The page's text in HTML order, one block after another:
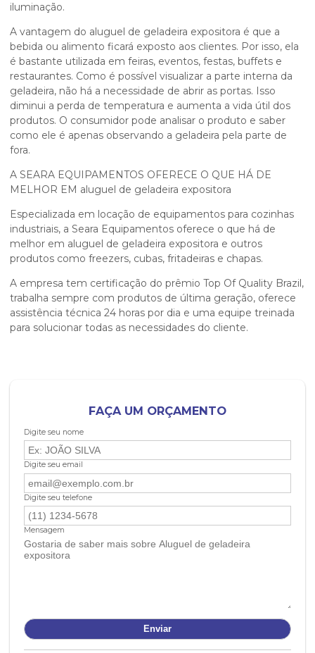
iluminação.
A vantagem do aluguel de geladeira expositora é que a
bebida ou alimento ficará exposto aos clientes. Por isso, ela
é bastante utilizada em feiras, eventos, festas, buffets e
restaurantes. Como é possível visualizar a parte interna da
geladeira, não há a necessidade de abrir as portas. Isso
diminui a perda de temperatura e aumenta a vida útil dos
produtos. O consumidor pode analisar o produto e saber
como ele é apenas observando a geladeira pela parte de
fora.
A SEARA EQUIPAMENTOS OFERECE O QUE HÁ DE
MELHOR EM aluguel de geladeira expositora
Especializada em locação de equipamentos para cozinhas
industriais, a Seara Equipamentos oferece o que há de
melhor em aluguel de geladeira expositora e outros
produtos como freezers, cubas, fritadeiras e chapas.
A empresa tem certificação do prêmio Top Of Quality Brazil,
trabalha sempre com produtos de última geração, oferece
assistência técnica 24 horas por dia e uma equipe treinada
para solucionar todas as necessidades do cliente.
FAÇA UM ORÇAMENTO
Digite seu nome
Digite seu email
Digite seu telefone
Mensagem